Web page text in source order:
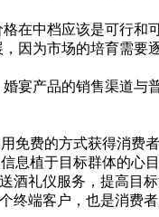
中档应该是可行和
因为市场的培育需要
产品的销售渠道与
费的方式获得消费者
植于目标群体的心目
礼仪服务，提高目标
端客户，也是消费者